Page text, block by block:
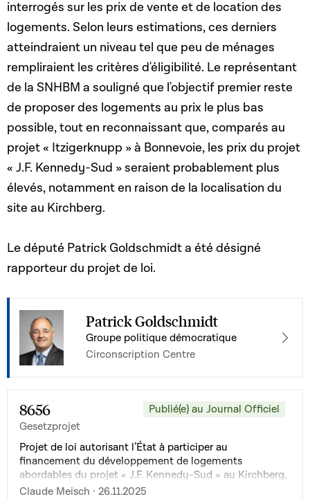
interrogés sur les prix de vente et de location des
logements. Selon leurs estimations, ces derniers
atteindraient un niveau tel que peu de ménages
rempliraient les critères d'éligibilité. Le représentant
de la SNHBM a souligné que l'objectif premier reste
de proposer des logements au prix le plus bas
possible, tout en reconnaissant que, comparés au
projet « Itzigerknupp » à Bonnevoie, les prix du projet
« J.F. Kennedy-Sud » seraient probablement plus
élevés, notamment en raison de la localisation du
site au Kirchberg.
Le député Patrick Goldschmidt a été désigné
rapporteur du projet de loi.
Patrick Goldschmidt
Groupe politique démocratique
Circonscription Centre
8656
Gesetzprojet
Publié(e) au Journal Officiel
Projet de loi autorisant l’État à participer au
financement du développement de logements
abordables du projet « J.F. Kennedy-Sud » au Kirchberg,
Ville de Luxembourg
Claude Meisch · 26.11.2025